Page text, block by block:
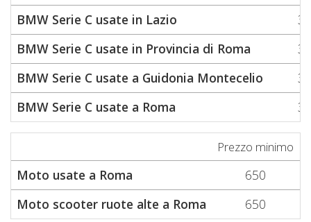
BMW Serie C usate in Lazio
BMW Serie C usate in Provincia di Roma
BMW Serie C usate a Guidonia Montecelio
BMW Serie C usate a Roma
Prezzo minimo
Moto usate a Roma
650
Moto scooter ruote alte a Roma
650